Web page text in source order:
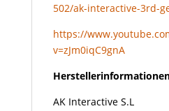
502/ak-interactive-3rd-
https://
v=zJm0iqC9gnA
AK Interactive S.L